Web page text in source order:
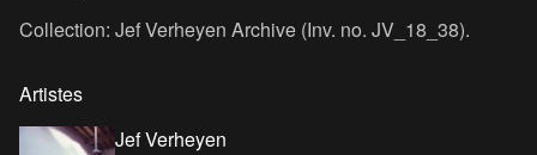
Collection: Jef Verheyen Archive (Inv. no. JV_18_38).
Artistes
Jef Verheyen